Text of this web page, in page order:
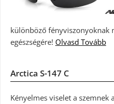
különböző fényviszonyoknak
egészségére! Olvasd Tovább
Arctica S-147 C
Kényelmes viselet a szemnek